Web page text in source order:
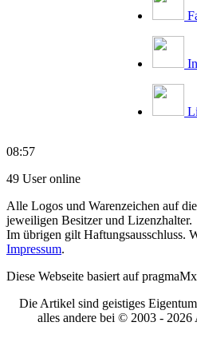
08:57
49 User online
Alle Logos und Warenzeichen auf
jeweiligen Besitzer und Lizenzhalter.
Im übrigen gilt Haftungsausschluss.
Impressum.
Diese Webseite basiert auf
Die Artikel sind geistiges
alles andere bei © 2003 - 2026